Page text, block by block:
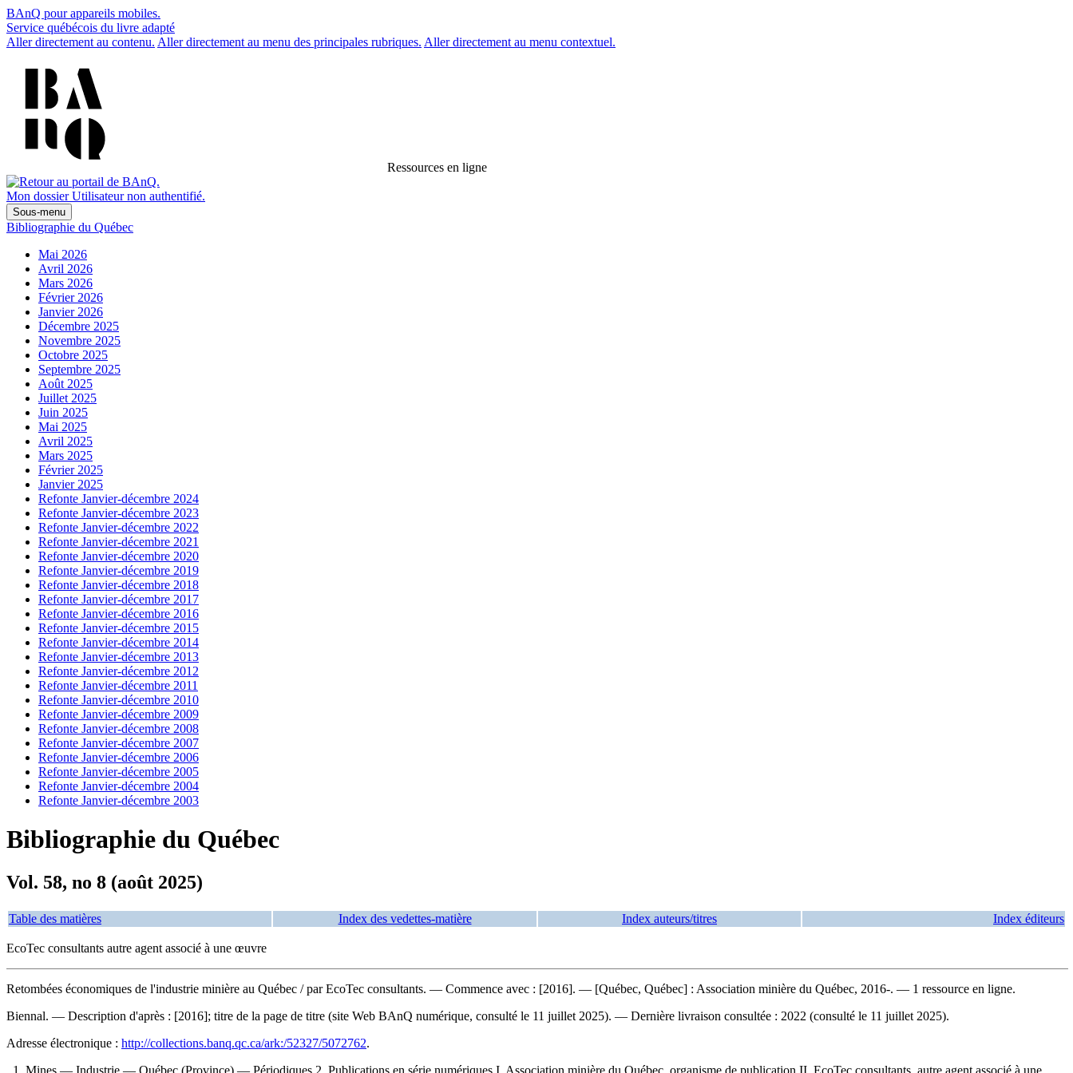
BAnQ pour appareils mobiles.
Service québécois du livre adapté
Aller directement au contenu. Aller directement au menu des principales rubriques. Aller directement au menu contextuel.
Ressources en ligne
Mon dossier Utilisateur non authentifié.
Sous-menu
Bibliographie du Québec
Mai 2026
Avril 2026
Mars 2026
Février 2026
Janvier 2026
Décembre 2025
Novembre 2025
Octobre 2025
Septembre 2025
Août 2025
Juillet 2025
Juin 2025
Mai 2025
Avril 2025
Mars 2025
Février 2025
Janvier 2025
Refonte Janvier-décembre 2024
Refonte Janvier-décembre 2023
Refonte Janvier-décembre 2022
Refonte Janvier-décembre 2021
Refonte Janvier-décembre 2020
Refonte Janvier-décembre 2019
Refonte Janvier-décembre 2018
Refonte Janvier-décembre 2017
Refonte Janvier-décembre 2016
Refonte Janvier-décembre 2015
Refonte Janvier-décembre 2014
Refonte Janvier-décembre 2013
Refonte Janvier-décembre 2012
Refonte Janvier-décembre 2011
Refonte Janvier-décembre 2010
Refonte Janvier-décembre 2009
Refonte Janvier-décembre 2008
Refonte Janvier-décembre 2007
Refonte Janvier-décembre 2006
Refonte Janvier-décembre 2005
Refonte Janvier-décembre 2004
Refonte Janvier-décembre 2003
Bibliographie du Québec
Vol. 58, no 8 (août 2025)
Table des matières Index des vedettes-matière Index auteurs/titres Index éditeurs
EcoTec consultants autre agent associé à une œuvre
Retombées économiques de l'industrie minière au Québec / par EcoTec consultants. — Commence avec : [2016]. — [Québec, Québec] : Association minière du Québec, 2016-. — 1 ressource en ligne.
Biennal. — Description d'après : [2016]; titre de la page de titre (site Web BAnQ numérique, consulté le 11 juillet 2025). — Dernière livraison consultée : 2022 (consulté le 11 juillet 2025).
Adresse électronique : http://collections.banq.qc.ca/ark:/52327/5072762.
1. Mines — Industrie — Québec (Province) — Périodiques 2. Publications en série numériques I. Association minière du Québec, organisme de publication II. EcoTec consultants, autre agent associé à une